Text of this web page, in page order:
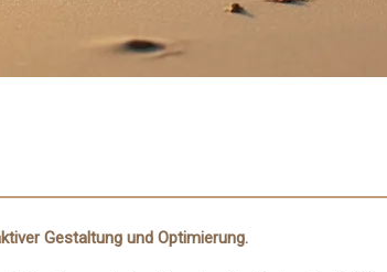
Gestaltung und Optimierung.